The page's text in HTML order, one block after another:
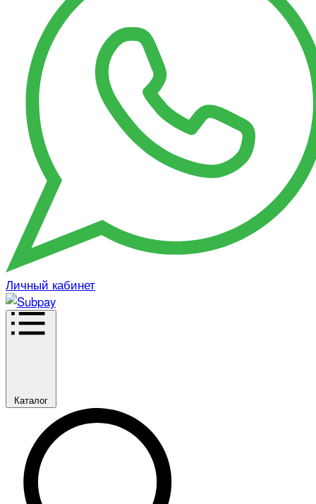
Личный кабинет
Каталог